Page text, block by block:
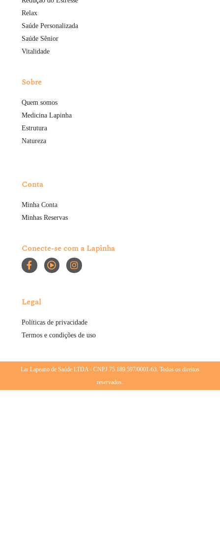
Relax
Saúde Personalizada
Saúde Sênior
Vitalidade
Sobre
Quem somos
Medicina Lapinha
Estrutura
Natureza
Conta
Minha Conta
Minhas Reservas
Conecte-se com a Lapinha
Legal
Políticas de privacidade
Termos e condições de uso
Lar Lapeano de Saúde LTDA - CNPJ 75.189.597/0001-63. Todos os direitos
reservados.